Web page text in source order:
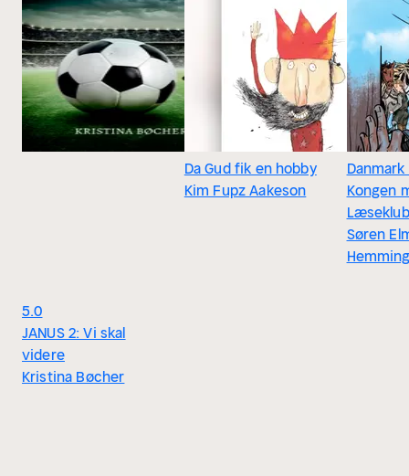
5.0
JANUS 2: Vi skal
videre
Kristina Bøcher
Da Gud fik en hobby
Kim Fupz Aakeson
Kongen
Læseklub
Søren